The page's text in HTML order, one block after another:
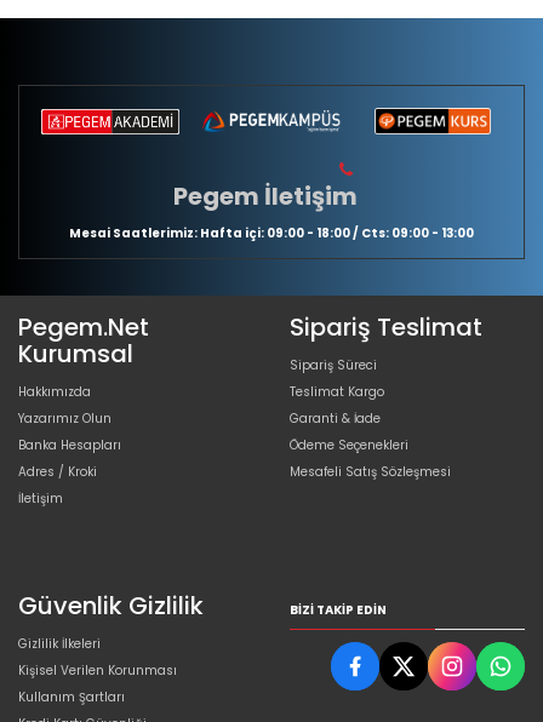
Pegem İletişim
Mesai Saatlerimiz: Hafta içi: 09:00 - 18:00 / Cts: 09:00 - 13:00
Pegem.Net
Kurumsal
Hakkımızda
Yazarımız Olun
Banka Hesapları
Adres / Kroki
İletişim
Sipariş Teslimat
Sipariş Süreci
Teslimat Kargo
Garanti & İade
Ödeme Seçenekleri
Mesafeli Satış Sözleşmesi
Güvenlik Gizlilik
Gizlilik İlkeleri
Kişisel Verilen Korunması
Kullanım Şartları
BIZI TAKIP EDIN